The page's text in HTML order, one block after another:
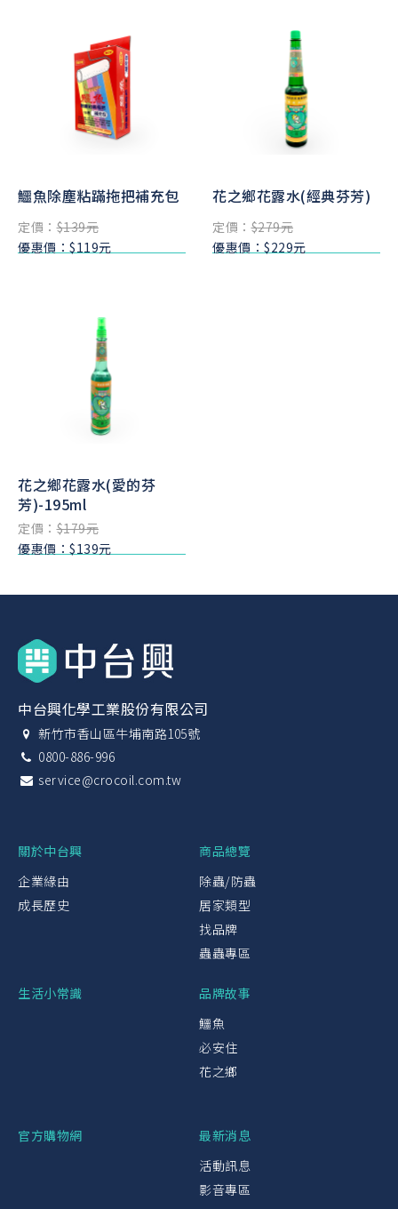
鱷魚除塵粘蹣拖把補充包
定價：$139元
優惠價：$119元
花之鄉花露水(經典芬芳)
定價：$279元
優惠價：$229元
花之鄉花露水(愛的芬
芳)-195ml
定價：$179元
優惠價：$139元
中台興化學工業股份有限公司
新竹市香山區牛埔南路105號
0800-886-996
service@crocoil.com.tw
關於中台興
企業緣由
成長歷史
商品總覽
除蟲/防蟲
居家類型
找品牌
蟲蟲專區
生活小常識
品牌故事
鱷魚
必安住
花之鄉
官方購物網
最新消息
活動訊息
影音專區